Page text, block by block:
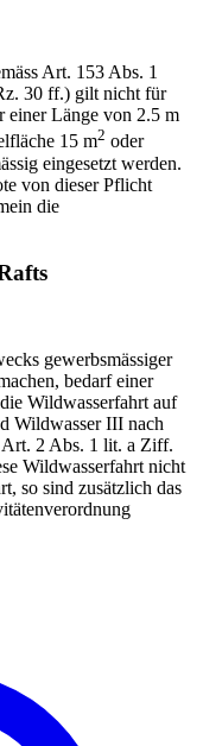
Art. 153 Abs. 1
30 ff.) gilt nicht für
einer Länge von 2.5 m
15 m2 oder
eingesetzt werden.
von dieser Pflicht
die
gewerbsmässiger
bedarf einer
Wildwasserfahrt auf
Wildwasser III nach
2 Abs. 1 lit. a Ziff.
Wildwasserfahrt nicht
so sind zusätzlich das